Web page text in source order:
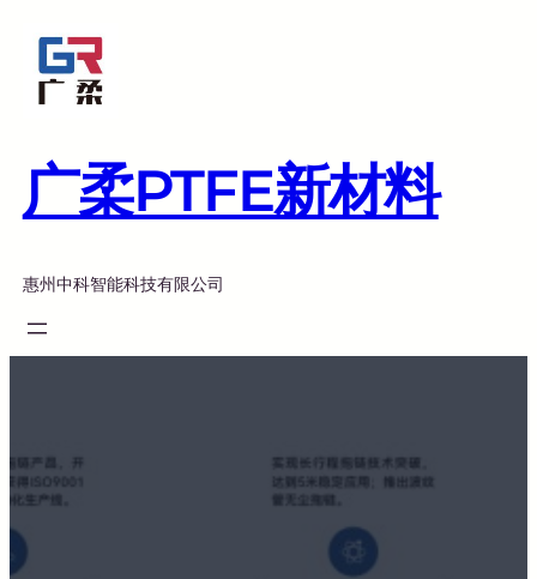
广柔PTFE新材料
惠州中科智能科技有限公司